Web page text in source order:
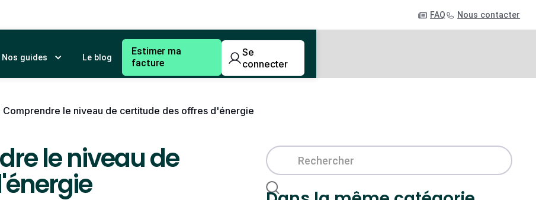
FAQ Nous contacter
Nos guides Le blog
Estimer ma
facture
Se
connecter
Comprendre le niveau de certitude des offres d'énergie
le niveau de